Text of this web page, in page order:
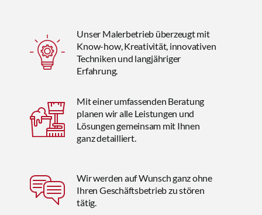
Unser Malerbetrieb überzeugt mit
Know-how, Kreativität, innovativen
Techniken und langjähriger
Erfahrung.
Mit einer umfassenden Beratung
planen wir alle Leistungen und
Lösungen gemeinsam mit Ihnen
ganz detailliert.
Wir werden auf Wunsch ganz ohne
Ihren Geschäftsbetrieb zu stören
tätig.